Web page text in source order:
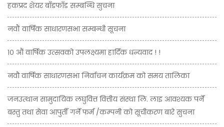
हकप्रद शेयर बाँडफाँड सम्बन्धि सुचना
नवौं वार्षिक साधारणसभा सम्बन्धी सूचना
१० औं वार्षिक उत्सवको उपलक्ष्यमा हार्दिक धन्यवाद ! !
नवौ वार्षिक साधारणसभा निर्वाचन कार्यक्रम को समय तालिका
जनउत्थान सामुदायिक लघुवित्त वित्तीय संस्था लि. लाइ आवश्यक पर्ने
बस्तु तथा सेवा आपुर्ती गर्ने फर्म /कम्पनी को सूचीकरण बारे सुचना